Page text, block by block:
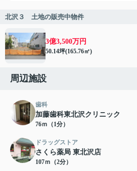
北沢３ 土地の販売中物件
3億3,500万円
50.14坪(165.76㎡)
周辺施設
歯科
加藤歯科東北沢クリニック
76ｍ（1分）
ドラッグストア
さくら薬局 東北沢店
107ｍ（2分）